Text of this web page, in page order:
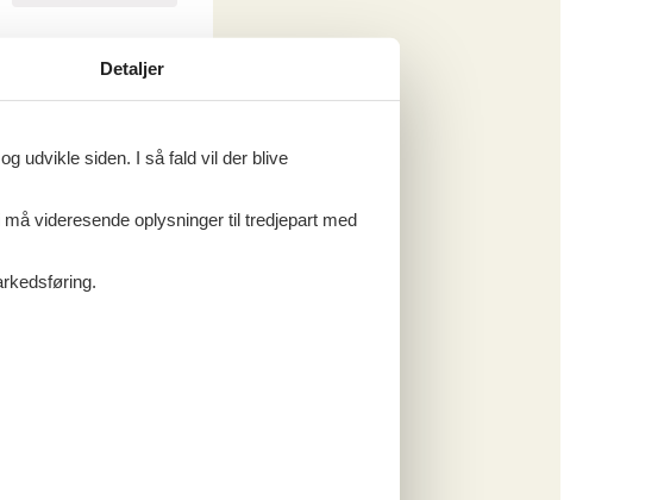
FraDKK12.033,-
Mere info
Detaljer
udvikle siden. I så fald vil der blive
videresende oplysninger til tredjepart med